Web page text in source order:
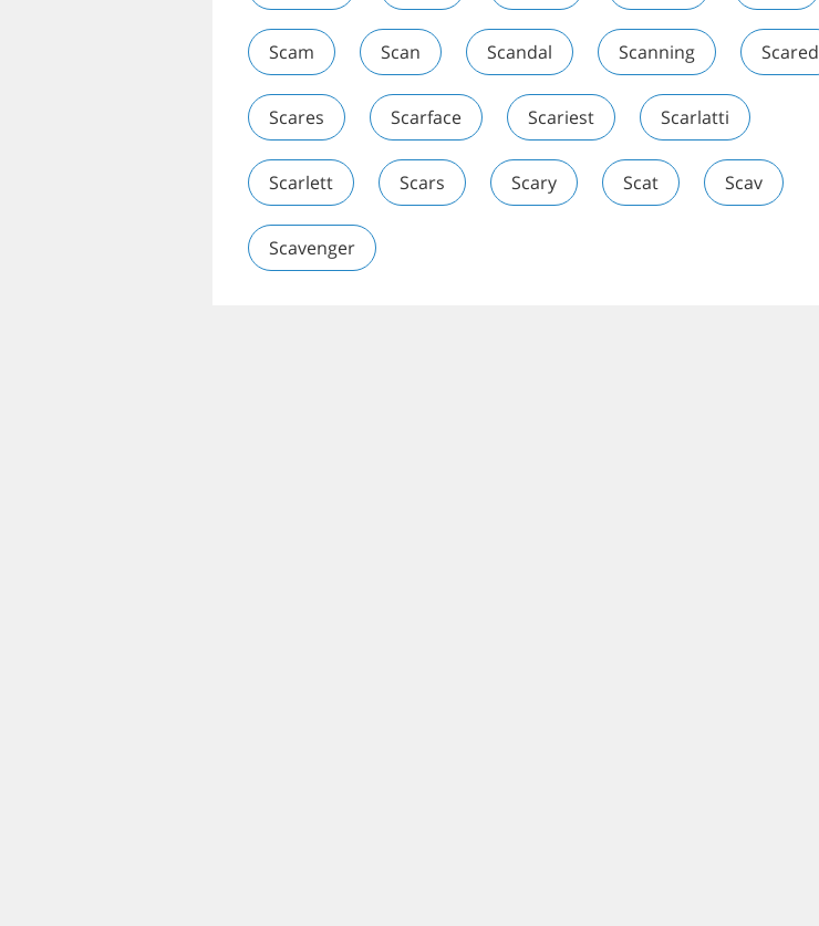
Scam Scan Scandal Scanning Scared
Scares Scarface Scariest Scarlatti
Scarlett Scars Scary Scat Scav
Scavenger